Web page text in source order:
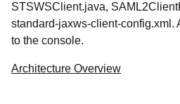
STSWSClient.java,
standard-jaxws-client-config.xml.
to the console.
Architecture Overview